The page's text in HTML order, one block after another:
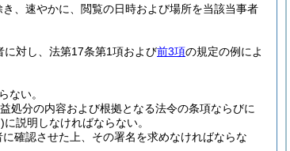
、速やかに、閲覧の日時および場所を当該当事者
対し、法第17条第1項および前3項の規定の例によ
ない。
処分の内容および根拠となる法令の条項ならびに
に説明しなければならない。
確認させた上、その署名を求めなければならな